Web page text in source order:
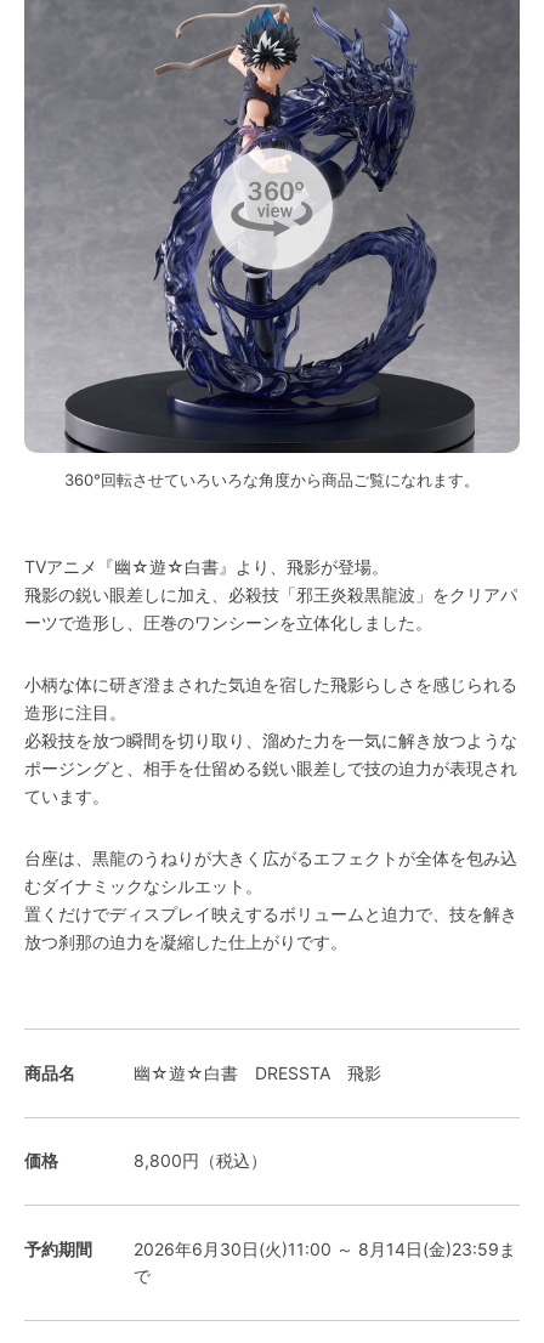
360°回転させていろいろな角度から商品ご覧になれます。
TVアニメ『幽☆遊☆白書』より、飛影が登場。
飛影の鋭い眼差しに加え、必殺技「邪王炎殺黒龍波」をクリアパ
ーツで造形し、圧巻のワンシーンを立体化しました。
小柄な体に研ぎ澄まされた気迫を宿した飛影らしさを感じられる
造形に注目。
必殺技を放つ瞬間を切り取り、溜めた力を一気に解き放つような
ポージングと、相手を仕留める鋭い眼差しで技の迫力が表現され
ています。
台座は、黒龍のうねりが大きく広がるエフェクトが全体を包み込
むダイナミックなシルエット。
置くだけでディスプレイ映えするボリュームと迫力で、技を解き
放つ刹那の迫力を凝縮した仕上がりです。
商品名 幽☆遊☆白書 DRESSTA 飛影
価格 8,800円（税込）
予約期間
2026年6月30日(火)11:00 ～ 8月14日(金)23:59ま
で